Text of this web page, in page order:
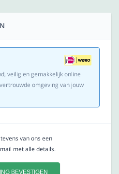
veilig en gemakkelijk online
omgeving van jouw
van ons een
met alle details.
BEVESTIGEN